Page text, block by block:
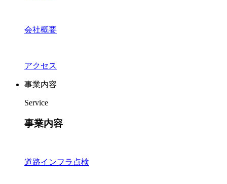
会社概要
アクセス
事業内容
Service
事業内容
道路インフラ点検